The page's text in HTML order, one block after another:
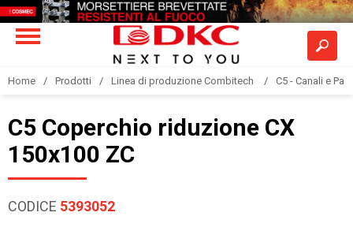
Home Prodotti Linea di produzione Combitech C5 - Canali e
C5 Coperchio riduzione CX
150x100 ZC
CODICE 5393052